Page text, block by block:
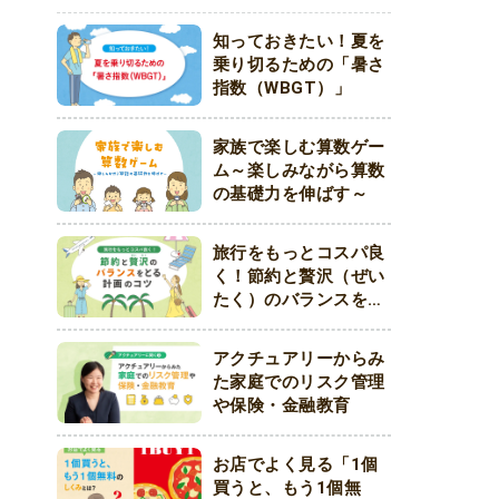
知っておきたい！夏を
乗り切るための「暑さ
指数（WBGT）」
家族で楽しむ算数ゲー
ム～楽しみながら算数
の基礎力を伸ばす～
旅行をもっとコスパ良
く！節約と贅沢（ぜい
たく）のバランスをと
アクチュアリーからみ
た家庭でのリスク管理
や保険・金融教育
お店でよく見る「1個
買うと、もう1個無